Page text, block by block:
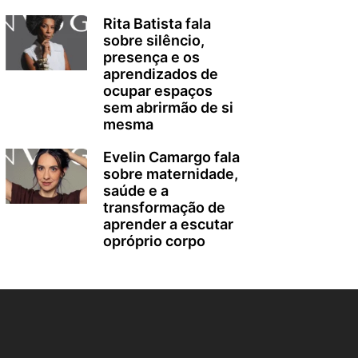
Rita Batista fala
sobre silêncio,
presença e os
aprendizados de
ocupar espaços
sem abrirmão de si
mesma
Evelin Camargo fala
sobre maternidade,
saúde e a
transformação de
aprender a escutar
opróprio corpo